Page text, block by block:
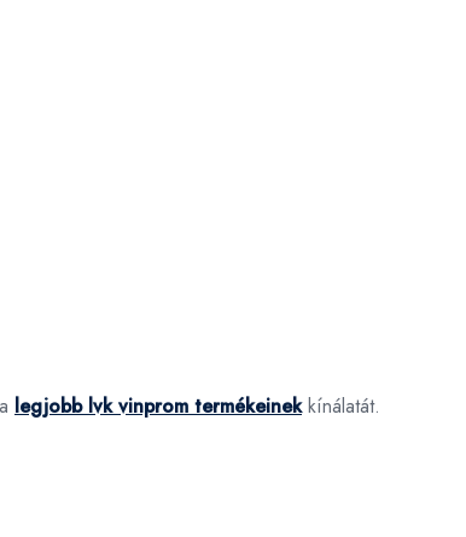
legjobb lvk vinprom termékeinekkínálatát.